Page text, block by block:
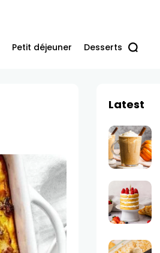
Petit déjeuner Desserts
Latest